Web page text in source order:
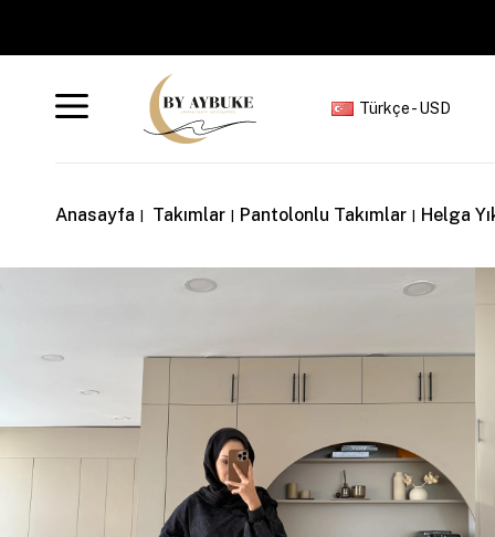
Türkçe - USD
Anasayfa Takımlar Pantolonlu Takımlar Helga